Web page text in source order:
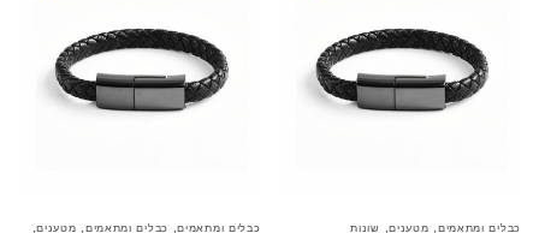
כבלים ומתאמים , מטענים, שונות כבלים ומתאמים, כבלים ומתאמים , מטענים,